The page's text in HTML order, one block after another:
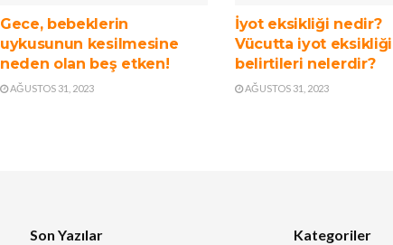
Gece, bebeklerin
uykusunun kesilmesine
neden olan beş etken!
AĞUSTOS 31, 2023
İyot eksikliği nedir?
Vücutta iyot eksikliği
belirtileri nelerdir?
AĞUSTOS 31, 2023
Son Yazılar Kategoriler